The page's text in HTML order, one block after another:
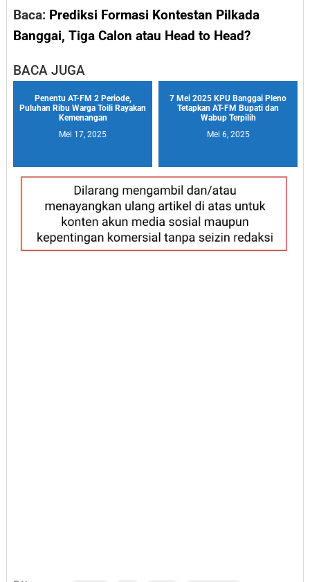
Baca: Prediksi Formasi Kontestan Pilkada
Banggai, Tiga Calon atau Head to Head?
BACA JUGA
Penentu AT-FM 2 Periode,
Puluhan Ribu Warga Toili Rayakan
Kemenangan
Mei 17, 2025
7 Mei 2025 KPU Banggai Pleno
Tetapkan AT-FM Bupati dan
Wabup Terpilih
Mei 6, 2025